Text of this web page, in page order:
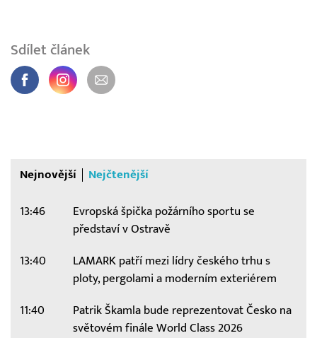
Sdílet článek
Nejnovější Nejčtenější
13:46
Evropská špička požárního sportu se
představí v Ostravě
13:40
LAMARK patří mezi lídry českého trhu s
ploty, pergolami a moderním exteriérem
11:40
Patrik Škamla bude reprezentovat Česko na
světovém finále World Class 2026